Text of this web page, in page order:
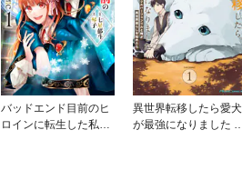
バッドエンド目前のヒ
ロインに転生した私、
異世界転移したら愛犬
が最強になりました ～